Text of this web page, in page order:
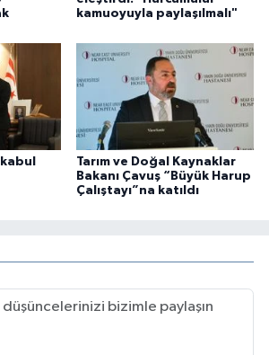
kamuoyuyla paylaşılmalı"
Tarım ve Doğal Kaynaklar
Bakanı Çavuş “Büyük Harup
Çalıştayı”na katıldı